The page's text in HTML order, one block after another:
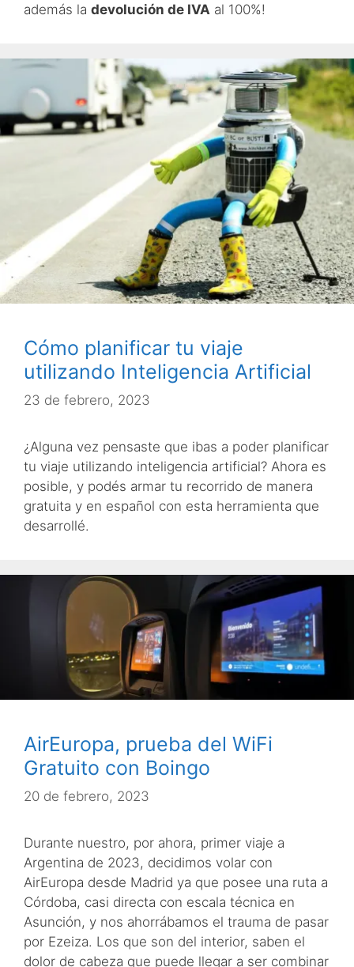
además la devolución de IVA al 100%!
Cómo planificar tu viaje
utilizando Inteligencia Artificial
23 de febrero, 2023
¿Alguna vez pensaste que ibas a poder planificar
tu viaje utilizando inteligencia artificial? Ahora es
posible, y podés armar tu recorrido de manera
gratuita y en español con esta herramienta que
desarrollé.
AirEuropa, prueba del WiFi
Gratuito con Boingo
20 de febrero, 2023
Durante nuestro, por ahora, primer viaje a
Argentina de 2023, decidimos volar con
AirEuropa desde Madrid ya que posee una ruta a
Córdoba, casi directa con escala técnica en
Asunción, y nos ahorrábamos el trauma de pasar
por Ezeiza. Los que son del interior, saben el
dolor de cabeza que puede llegar a ser combinar